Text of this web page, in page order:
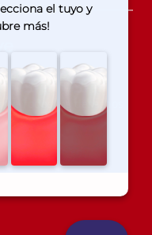
Todos los derechos